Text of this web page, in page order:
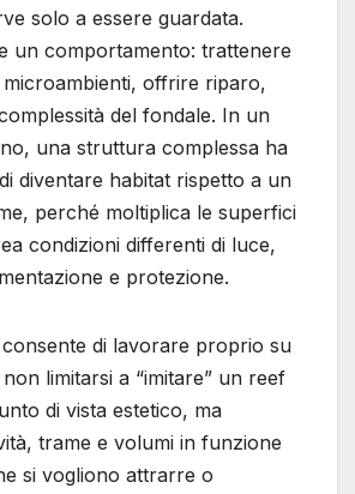
solo a essere guardata.
un comportamento: trattenere
offrire riparo,
del fondale. In un
una struttura complessa ha
diventare habitat rispetto a un
perché moltiplica le superfici
condizioni differenti di luce,
e protezione.
consente di lavorare proprio su
limitarsi a “imitare” un reef
di vista estetico, ma
trame e volumi in funzione
si vogliono attrarre o